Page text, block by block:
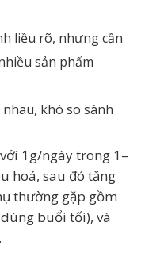
liều rõ, nhưng cần
sản phẩm
khó so sánh
1g/ngày trong 1–
hoá, sau đó tăng
thường gặp gồm
buổi tối), và